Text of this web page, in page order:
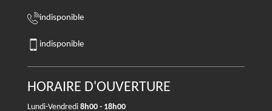
indisponible
indisponible
HORAIRE D'OUVERTURE
Lundi-Vendredi 8h00 - 18h00